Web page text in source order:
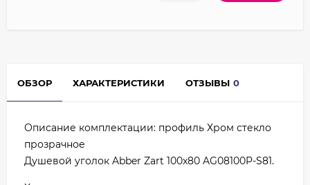
ОБЗОР ХАРАКТЕРИСТИКИ ОТЗЫВЫ 0
Описание комплектации: профиль Хром стекло
прозрачное
Душевой уголок Abber Zart 100x80 AG08100P-S81.